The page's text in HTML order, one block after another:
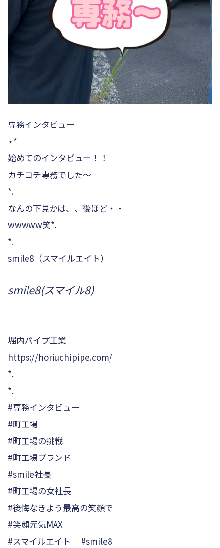
︎専務インタビュー︎
⋆*
始めてのインタビュー！！
カチコチ専務でした〜
*.
なんの下見かは、、後ほど・・
wwwww笑*.
*.
smile8（スマイルエイト）
smile8(スマイル8)
堀内パイプ工業
https://horiuchipipe.com/
*.
*.
#専務インタビュー
#町工場
#町工場の挑戦
#町工場ブランド
#smile社長
#町工場の女社長
#後悔なきよう最高の笑顔で
#笑顔元気MAX
#スマイルエイト #smile8